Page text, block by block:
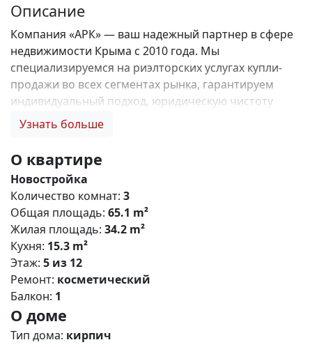
Описание
Компания «АРК» — ваш надежный партнер в сфере
недвижимости Крыма с 2010 года. Мы
специализируемся на риэлторских услугах купли-
продажи во всех сегментах рынка, гарантируем
индивидуальный подход, юридическую чистоту
объектов и безопасность сделок. Самое ценное для
комиссии и оформление ипотеки бесплатно; 2.
Покупку недвижимости по цене застройщика +
акции, бонусы, подарки; 3. Экспертное мнение о
каждом застройщике. Ваши интересы — наш
приоритет! 4. Профессиональную поддержку на всех
этапах сделки до получения ключей; 5. Фейерверк
подарков🎁 🎁 🎁! Купи с нами и выбери свой
ПОДАРОК! ЖК «Солнечный парк» — масштабный
проект комфорт-класса в пригороде Симферополя,
расположенный в посёлке городского типа
Молодёжное. Комплекс сочетает современную
архитектуру, развитую инфраструктуру и
Узнать больше
О квартире
Новостройка
Количество комнат: 3
Общая площадь: 65.1 m²
Жилая площадь: 34.2 m²
Кухня: 15.3 m²
Этаж: 5 из 12
Ремонт: косметический
Балкон: 1
О доме
Тип дома: кирпич